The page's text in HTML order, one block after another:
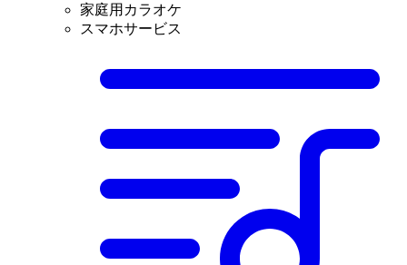
家庭用カラオケ
スマホサービス